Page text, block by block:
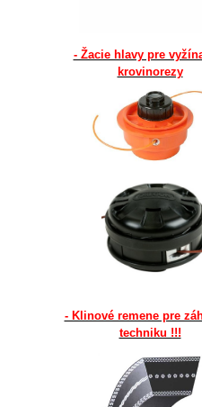
- Žacie hlavy pre
krovinorezy
- Klinové remene pre
techniku !!!